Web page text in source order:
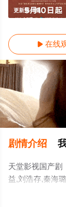
更新第48集
 在线
剧情介绍
天堂影视国产剧
益,刘浩存,秦海
锋,孙浩,姬他,张